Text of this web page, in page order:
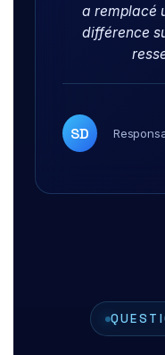
a remplacé
différence
SD